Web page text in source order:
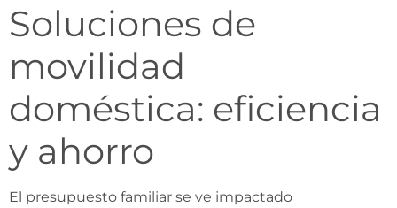
Soluciones de
movilidad
doméstica: eficiencia
y ahorro
El presupuesto familiar se ve impactado